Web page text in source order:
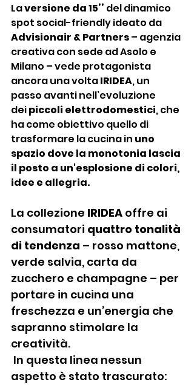
La versione da 15’’ del dinamico
spot social-friendly ideato da
Advisionair & Partners – agenzia
creativa con sede ad Asolo e
Milano – vede protagonista
ancora una volta IRIDEA, un
passo avanti nell’evoluzione
dei piccoli elettrodomestici, che
ha come obiettivo quello di
trasformare la cucina in uno
spazio dove la monotonia lascia
il posto a un'esplosione di colori,
idee e allegria.
La collezione IRIDEA offre ai
consumatori quattro tonalità
di tendenza – rosso mattone,
verde salvia, carta da
zucchero e champagne – per
portare in cucina una
freschezza e un’energia che
sapranno stimolare la
creatività.
aspetto è stato trascurato: